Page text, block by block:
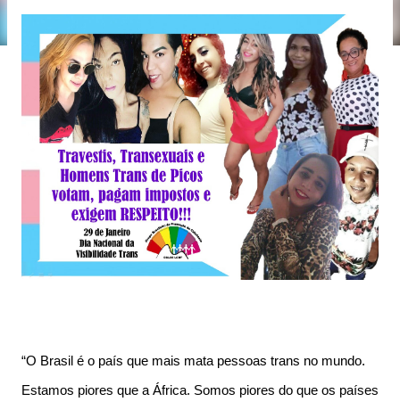
“O Brasil é o país que mais mata pessoas trans no mundo.
Estamos piores que a África. Somos piores do que os países